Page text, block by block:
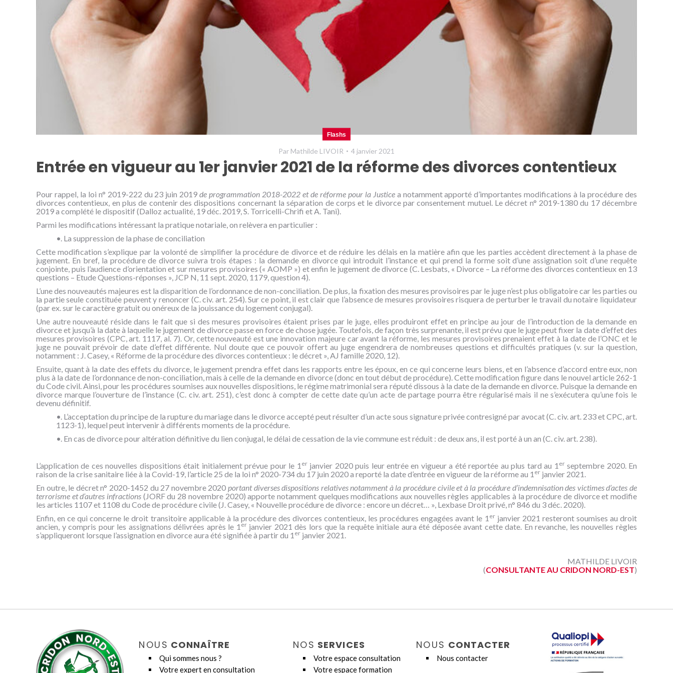
Flashs
Par Mathilde LIVOIR 4 janvier 2021
Entrée en vigueur au 1er janvier 2021 de la réforme des divorces contentieux
Pour rappel, la loi n° 2019-222 du 23 juin 2019de programmation 2018-2022 et de réforme pour la Justicea notamment apporté d’importantes modifications à la procédure des
divorces contentieux, en plus de contenir des dispositions concernant la séparation de corps et le divorce par consentement mutuel. Le décret n° 2019-1380 du 17 décembre
2019 a complété le dispositif (Dalloz actualité, 19 déc. 2019, S. Torricelli-Chrifi et A. Tani).
Parmi les modifications intéressant la pratique notariale, on relèvera en particulier :
•. La suppression de la phase de conciliation
Cette modification s’explique par la volonté de simplifier la procédure de divorce et de réduire les délais en la matière afin que les parties accèdent directement à la phase de
jugement. En bref, la procédure de divorce suivra trois étapes : la demande en divorce qui introduit l’instance et qui prend la forme soit d’une assignation soit d’une requête
conjointe, puis l’audience d’orientation et sur mesures provisoires (« AOMP ») et enfin le jugement de divorce (C. Lesbats, « Divorce – La réforme des divorces contentieux en 13
questions – Etude Questions-réponses », JCP N, 11 sept. 2020, 1179, question 4).
L’une des nouveautés majeures est la disparition de l’ordonnance de non-conciliation. De plus, la fixation des mesures provisoires par le juge n’est plus obligatoire car les parties ou
la partie seule constituée peuvent y renoncer (C. civ. art. 254). Sur ce point, il est clair que l’absence de mesures provisoires risquera de perturber le travail du notaire liquidateur
(par ex. sur le caractère gratuit ou onéreux de la jouissance du logement conjugal).
Une autre nouveauté réside dans le fait que si des mesures provisoires étaient prises par le juge, elles produiront effet en principe au jour de l’introduction de la demande en
divorce et jusqu’à la date à laquelle le jugement de divorce passe en force de chose jugée. Toutefois, de façon très surprenante, il est prévu que le juge peut fixer la date d’effet des
mesures provisoires (CPC, art. 1117, al. 7). Or, cette nouveauté est une innovation majeure car avant la réforme, les mesures provisoires prenaient effet à la date de l’ONC et le
juge ne pouvait prévoir de date d’effet différente. Nul doute que ce pouvoir offert au juge engendrera de nombreuses questions et difficultés pratiques (v. sur la question,
notamment : J. Casey, « Réforme de la procédure des divorces contentieux : le décret », AJ famille 2020, 12).
Ensuite, quant à la date des effets du divorce, le jugement prendra effet dans les rapports entre les époux, en ce qui concerne leurs biens, et en l’absence d’accord entre eux, non
plus à la date de l’ordonnance de non-conciliation, mais à celle de la demande en divorce (donc en tout début de procédure). Cette modification figure dans le nouvel article 262-1
du Code civil. Ainsi, pour les procédures soumises aux nouvelles dispositions, le régime matrimonial sera réputé dissous à la date de la demande en divorce. Puisque la demande en
divorce marque l’ouverture de l’instance (C. civ. art. 251), c’est donc à compter de cette date qu’un acte de partage pourra être régularisé mais il ne s’exécutera qu’une fois le
devenu définitif.
•. L’acceptation du principe de la rupture du mariage dans le divorce accepté peut résulter d’un acte sous signature privée contresigné par avocat (C. civ. art. 233 et CPC, art.
1123-1), lequel peut intervenir à différents moments de la procédure.
•. En cas de divorce pour altération définitive du lien conjugal, le délai de cessation de la vie commune est réduit : de deux ans, il est porté à un an (C. civ. art. 238).
L’application de ces nouvelles dispositions était initialement prévue pour le 1 erjanvier 2020 puis leur entrée en vigueur a été reportée au plus tard au 1 erseptembre 2020. En
raison de la crise sanitaire liée à la Covid-19, l’article 25 de la loi n° 2020-734 du 17 juin 2020 a reporté la date d’entrée en vigueur de la réforme au 1 er janvier 2021.
En outre, le décret n° 2020-1452 du 27 novembre 2020 portant diverses dispositions relatives notamment à la procédure civile et à la procédure d’indemnisation des victimes d’actes de
terrorisme et d’autres infractions (JORF du 28 novembre 2020) apporte notamment quelques modifications aux nouvelles règles applicables à la procédure de divorce et modifie
les articles 1107 et 1108 du Code de procédure civile (J. Casey, « Nouvelle procédure de divorce : encore un décret… », Lexbase Droit privé, n° 846 du 3 déc. 2020).
Enfin, en ce qui concerne le droit transitoire applicable à la procédure des divorces contentieux, les procédures engagées avant le 1 erjanvier 2021 resteront soumises au droit
ancien, y compris pour les assignations délivrées après le 1erjanvier 2021 dès lors que la requête initiale aura été déposée avant cette date. En revanche, les nouvelles règles
s’appliqueront lorsque l’assignation en divorce aura été signifiée à partir du 1 er janvier 2021.
MATHILDE LIVOIR
(CONSULTANTE AU CRIDON NORD-EST)
NOUS CONNAÎTRE
Qui sommes nous ?
Votre expert en consultation
NOS SERVICES
Votre espace consultation
Votre espace formation
NOUS CONTACTER
Nous contacter